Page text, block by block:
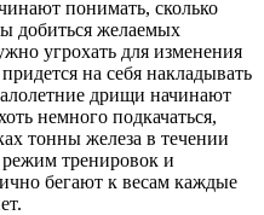
понимать, сколько
добиться желаемых
угрохать для изменения
на себя накладывать
дрищи начинают
немного подкачаться,
тонны железа в течении
тренировок и
бегают к весам каждые